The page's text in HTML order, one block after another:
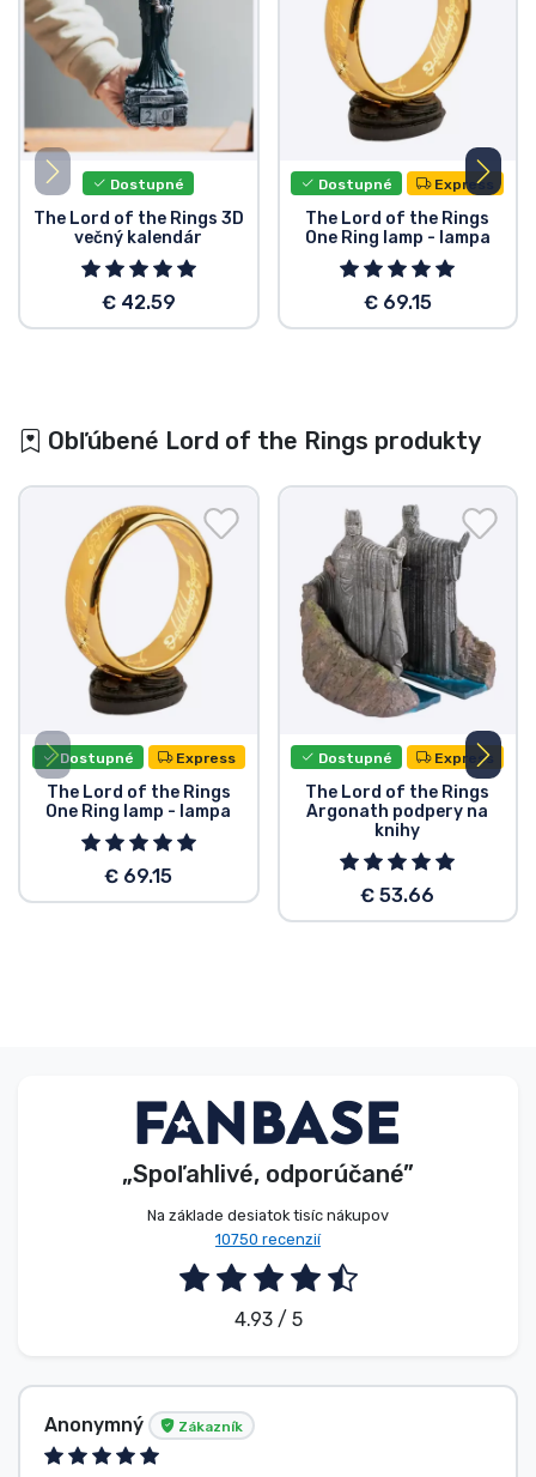
Dostupné
The Lord of the Rings 3D
večný kalendár
€ 42.59
Dostupné Express
The Lord of the Rings
One Ring lamp - lampa
€ 69.15
Obľúbené Lord of the Rings produkty
Dostupné Express
The Lord of the Rings
One Ring lamp - lampa
€ 69.15
Dostupné Express
The Lord of the Rings
Argonath podpery na
knihy
€ 53.66
„Spoľahlivé, odporúčané”
Na základe desiatok tisíc nákupov
10750 recenzií
4.93 / 5
Anonymný Zákazník